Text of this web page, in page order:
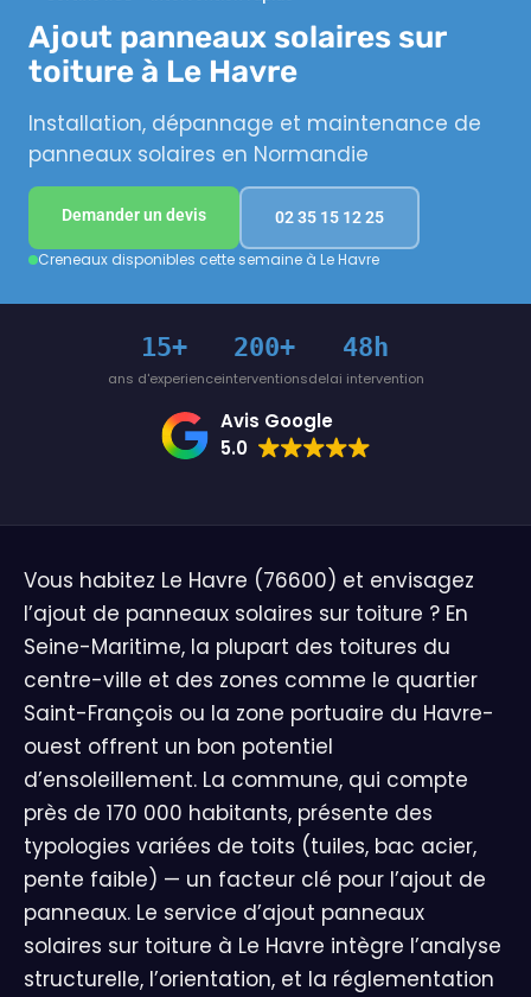
Ajout panneaux solaires sur
toiture à Le Havre
Installation, dépannage et maintenance de
panneaux solaires en Normandie
Demander un devis 02 35 15 12 25
Creneaux disponibles cette semaine à Le Havre
15+
ans d'experience
200+
interventions
48h
delai intervention
Avis Google
5.0
Vous habitez Le Havre (76600) et envisagez
l’ajout de panneaux solaires sur toiture ? En
Seine-Maritime, la plupart des toitures du
centre-ville et des zones comme le quartier
Saint-François ou la zone portuaire du Havre-
ouest offrent un bon potentiel
d’ensoleillement. La commune, qui compte
près de 170 000 habitants, présente des
typologies variées de toits (tuiles, bac acier,
pente faible) — un facteur clé pour l’ajout de
panneaux. Le service d’ajout panneaux
solaires sur toiture à Le Havre intègre l’analyse
structurelle, l’orientation, et la réglementation